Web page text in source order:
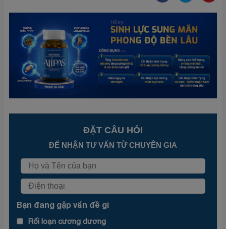
ĐẶT CÂU HỎI
ĐỂ NHẬN TƯ VẤN TỪ CHUYÊN GIA
Bạn đang gặp vấn đề gì
Rối loạn cương dương